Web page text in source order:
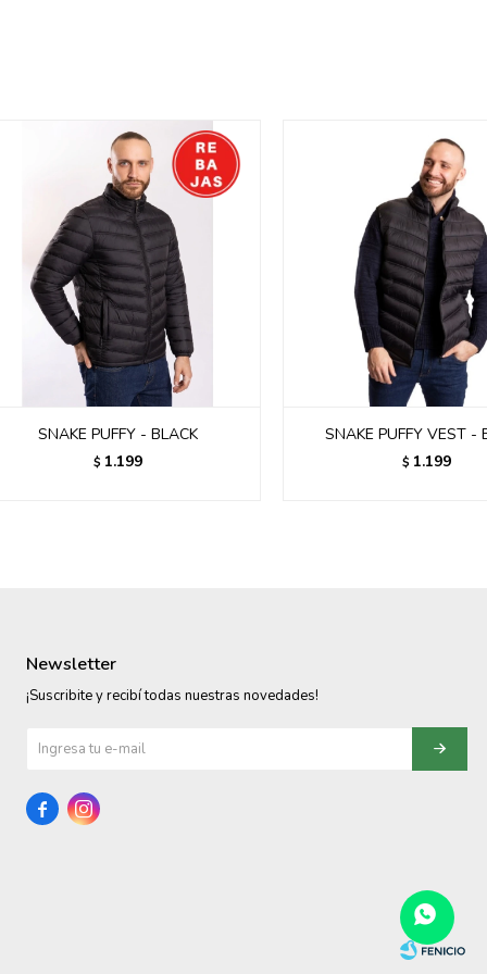
SNAKE PUFFY - BLACK
$ 1.199
SNAKE PUFFY VEST -
$ 1.199
Newsletter
¡Suscribite y recibí todas nuestras novedades!
 